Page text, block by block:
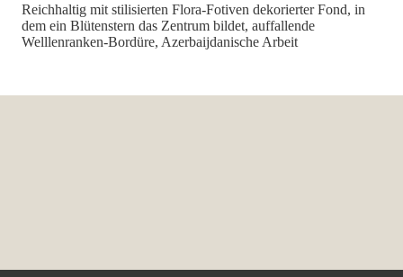
Reichhaltig mit stilisierten Flora-Fotiven dekorierter Fond, in
dem ein Blütenstern das Zentrum bildet, auffallende
Welllenranken-Bordüre, Azerbaijdanische Arbeit